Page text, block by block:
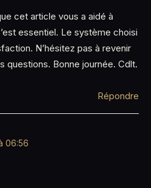
cet article vous a aidé à
essentiel. Le système choisi
N’hésitez pas à revenir
questions. Bonne journée. Cdlt.
Répondre
06:56